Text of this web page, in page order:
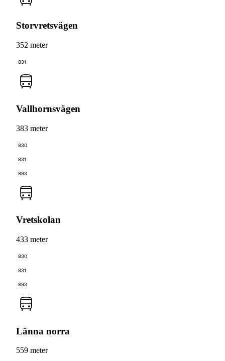
Storvretsvägen
352 meter
831
Vallhornsvägen
383 meter
830
831
893
Vretskolan
433 meter
830
831
893
Länna norra
559 meter